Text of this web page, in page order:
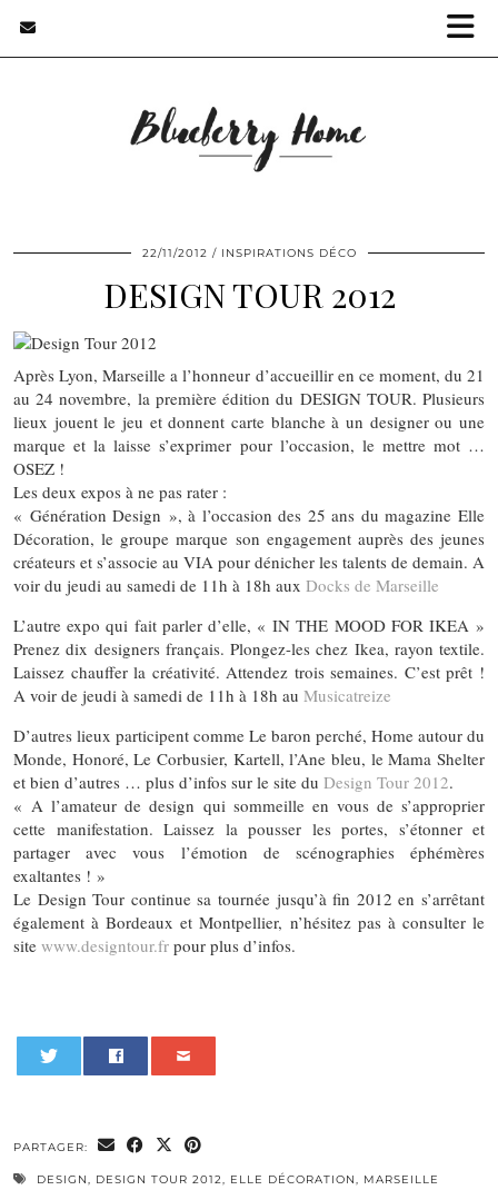
22/11/2012 INSPIRATIONS DÉCO
DESIGN TOUR 2012
Après Lyon, Marseille a l’honneur d’accueillir en ce moment, du 21
au 24 novembre, la première édition du DESIGN TOUR. Plusieurs
lieux jouent le jeu et donnent carte blanche à un designer ou une
marque et la laisse s’exprimer pour l’occasion, le mettre mot …
OSEZ !
Les deux expos à ne pas rater :
« Génération Design », à l’occasion des 25 ans du magazine Elle
Décoration, le groupe marque son engagement auprès des jeunes
créateurs et s’associe au VIA pour dénicher les talents de demain. A
voir du jeudi au samedi de 11h à 18h aux Docks de Marseille
L’autre expo qui fait parler d’elle, « IN THE MOOD FOR IKEA »
Prenez dix designers français. Plongez-les chez Ikea, rayon textile.
Laissez chauffer la créativité. Attendez trois semaines. C’est prêt !
A voir de jeudi à samedi de 11h à 18h au Musicatreize
D’autres lieux participent comme Le baron perché, Home autour du
Monde, Honoré, Le Corbusier, Kartell, l’Ane bleu, le Mama Shelter
et bien d’autres … plus d’infos sur le site du Design Tour 2012.
« A l’amateur de design qui sommeille en vous de s’approprier
cette manifestation. Laissez la pousser les portes, s’étonner et
partager avec vous l’émotion de scénographies éphémères
exaltantes ! »
Le Design Tour continue sa tournée jusqu’à fin 2012 en s’arrêtant
également à Bordeaux et Montpellier, n’hésitez pas à consulter le
site www.designtour.fr pour plus d’infos.
PARTAGER:
DESIGN DESIGN TOUR 2012 ELLE DÉCORATION MARSEILLE